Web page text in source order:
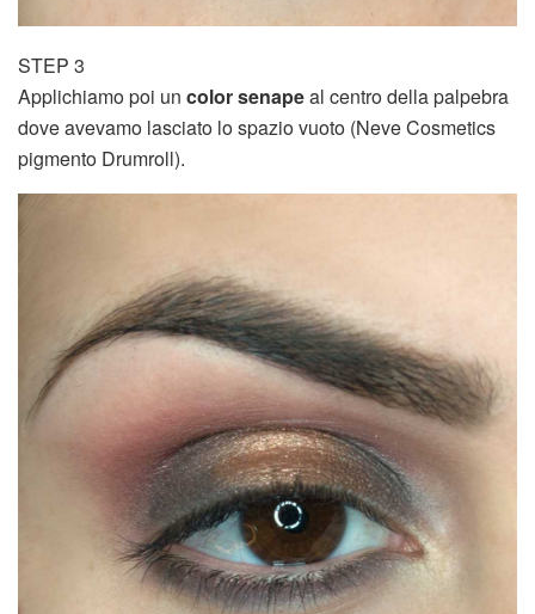
STEP 3
Applichiamo poi un color senapeal centro della palpebra
dove avevamo lasciato lo spazio vuoto (Neve Cosmetics
pigmento Drumroll).